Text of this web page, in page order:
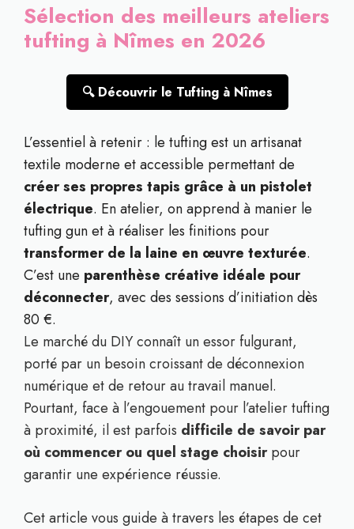
Sélection des meilleurs ateliers
tufting à Nîmes en 2026
🔍 Découvrir le Tufting à Nîmes
L’essentiel à retenir : le tufting est un artisanat
textile moderne et accessible permettant de
créer ses propres tapis grâce à un pistolet
électrique. En atelier, on apprend à manier le
tufting gun et à réaliser les finitions pour
transformer de la laine en œuvre texturée.
C’est une parenthèse créative idéale pour
déconnecter, avec des sessions d’initiation dès
80 €.
Le marché du DIY connaît un essor fulgurant,
porté par un besoin croissant de déconnexion
numérique et de retour au travail manuel.
Pourtant, face à l’engouement pour l’atelier tufting
à proximité, il est parfois difficile de savoir par
où commencer ou quel stage choisirpour
garantir une expérience réussie.
Cet article vous guide à travers les étapes de cet